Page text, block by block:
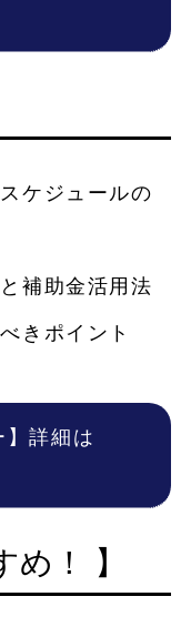
ケジュールの
補助金活用法
きポイント
】詳細は
め！ 】